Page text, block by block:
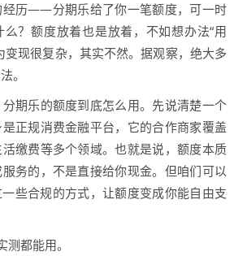
经历——分期乐给了你一笔额度，可一时
？额度放着也是放着，不如想办法“用
变现很复杂，其实不然。据观察，绝大多
。
期乐的额度到底怎么用。先说清楚一个
正规消费金融平台，它的合作商家覆盖
缴费等多个领域。也就是说，额度本质
服务的，不是直接给你现金。但咱们可以
些合规的方式，让额度变成你能自由支
都能用。